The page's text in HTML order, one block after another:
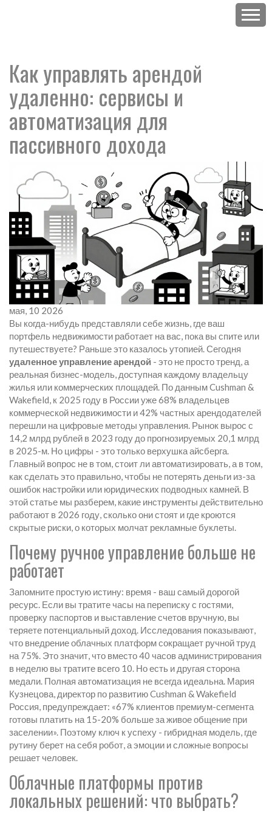
Как управлять арендой
удаленно: сервисы и
автоматизация для
пассивного дохода
мая, 10 2026
Вы когда-нибудь представляли себе жизнь, где ваш
портфель недвижимости работает на вас, пока вы спите или
путешествуете? Раньше это казалось утопией. Сегодня
удаленное управление арендой - это не просто тренд, а
реальная бизнес-модель, доступная каждому владельцу
жилья или коммерческих площадей. По данным Cushman &
Wakefield, к 2025 году в России уже 68% владельцев
коммерческой недвижимости и 42% частных арендодателей
перешли на цифровые методы управления. Рынок вырос с
14,2 млрд рублей в 2023 году до прогнозируемых 20,1 млрд
в 2025-м. Но цифры - это только верхушка айсберга.
Главный вопрос не в том, стоит ли автоматизировать, а в том,
как сделать это правильно, чтобы не потерять деньги из-за
ошибок настройки или юридических подводных камней. В
этой статье мы разберем, какие инструменты действительно
работают в 2026 году, сколько они стоят и где кроются
скрытые риски, о которых молчат рекламные буклеты.
Почему ручное управление больше не
работает
Запомните простую истину: время - ваш самый дорогой
ресурс. Если вы тратите часы на переписку с гостями,
проверку паспортов и выставление счетов вручную, вы
теряете потенциальный доход. Исследования показывают,
что внедрение облачных платформ сокращает ручной труд
на 75%. Это значит, что вместо 40 часов администрирования
в неделю вы тратите всего 10. Но есть и другая сторона
медали. Полная автоматизация не всегда идеальна. Мария
Кузнецова, директор по развитию Cushman & Wakefield
Россия, предупреждает: «67% клиентов премиум-сегмента
готовы платить на 15-20% больше за живое общение при
заселении». Поэтому ключ к успеху - гибридная модель, где
рутину берет на себя робот, а эмоции и сложные вопросы
решает человек.
Облачные платформы против
локальных решений: что выбрать?